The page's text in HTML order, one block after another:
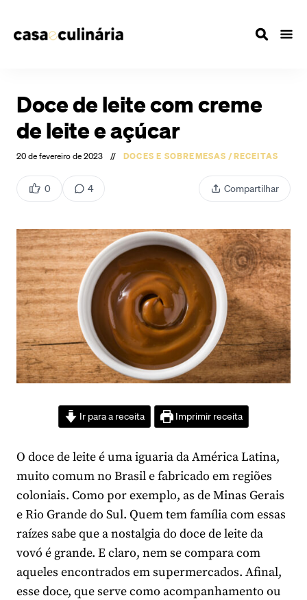
Doce de leite com creme
de leite e açúcar
20 de fevereiro de 2023 // DOCES E SOBREMESAS /RECEITAS
0 4 Compartilhar
Ir para a receita Imprimir receita
O doce de leite é uma iguaria da América Latina,
muito comum no Brasil e fabricado em regiões
coloniais. Como por exemplo, as de Minas Gerais
e Rio Grande do Sul. Quem tem família com essas
raízes sabe que a nostalgia do doce de leite da
vovó é grande. E claro, nem se compara com
aqueles encontrados em supermercados. Afinal,
esse doce, que serve como acompanhamento ou